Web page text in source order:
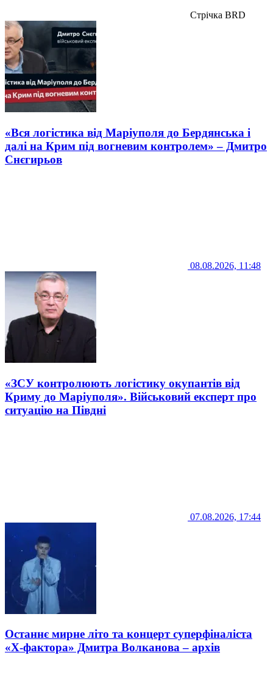
Стрічка BRD
«Вся логістика від Маріуполя до Бердянська і
далі на Крим під вогневим контролем» – Дмитро
Снєгирьов
08.08.2026, 11:48
«ЗСУ контролюють логістику окупантів від
Криму до Маріуполя». Військовий експерт про
ситуацію на Півдні
07.08.2026, 17:44
Останнє мирне літо та концерт суперфіналіста
«Х-фактора» Дмитра Волканова – архів